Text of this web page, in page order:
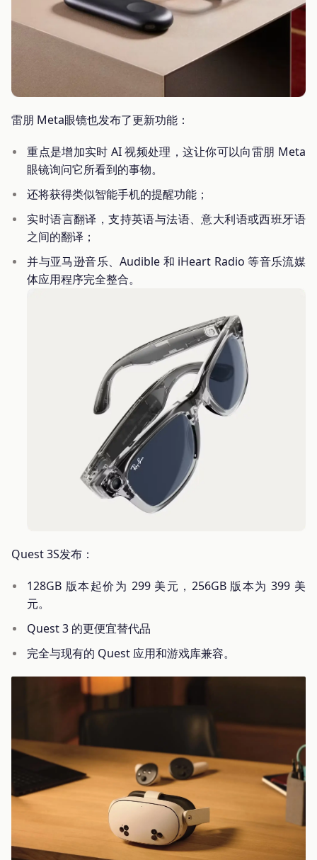
雷朋 Meta眼镜也发布了更新功能：
重点是增加实时 AI 视频处理，这让你可以向雷朋 Meta
眼镜询问它所看到的事物。
还将获得类似智能手机的提醒功能；
实时语言翻译，支持英语与法语、意大利语或西班牙语
之间的翻译；
并与亚马逊音乐、Audible 和 iHeart Radio 等音乐流媒
体应用程序完全整合。
Quest 3S发布：
128GB 版本起价为 299 美元，256GB 版本为 399 美
元。
Quest 3 的更便宜替代品
完全与现有的 Quest 应用和游戏库兼容。